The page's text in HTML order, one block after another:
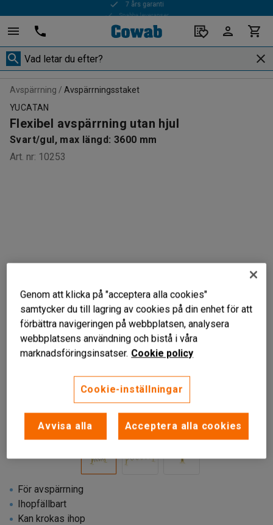
Snabba leveranser
Avspärrning
Avspärrningsstaket
YUCATAN
Flexibel avspärrning utan hjul
Svart/gul, max längd: 3600 mm
Art. nr: 10253
För avspärrning
Ihopfällbart
Kan krokas ihop
Genom att klicka på "acceptera alla cookies"
samtycker du till lagring av cookies på din enhet för att
förbättra navigeringen på webbplatsen, analysera
webbplatsens användning och bistå i våra
marknadsföringsinsatser. Cookie policy
Cookie-inställningar
Avvisa alla Acceptera alla cookies